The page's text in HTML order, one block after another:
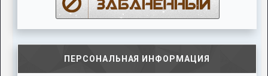
ПЕРСОНАЛЬНАЯ ИНФОРМАЦИЯ